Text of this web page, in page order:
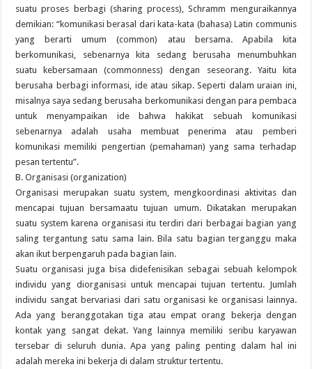
suatu proses berbagi (sharing process), Schramm menguraikannya
demikian: “komunikasi berasal dari kata-kata (bahasa) Latin communis
yang berarti umum (common) atau bersama. Apabila kita
berkomunikasi, sebenarnya kita sedang berusaha menumbuhkan
suatu kebersamaan (commonness) dengan seseorang. Yaitu kita
berusaha berbagi informasi, ide atau sikap. Seperti dalam uraian ini,
misalnya saya sedang berusaha berkomunikasi dengan para pembaca
untuk menyampaikan ide bahwa hakikat sebuah komunikasi
sebenarnya adalah usaha membuat penerima atau pemberi
komunikasi memiliki pengertian (pemahaman) yang sama terhadap
pesan tertentu”.
B. Organisasi (organization)
Organisasi merupakan suatu system, mengkoordinasi aktivitas dan
mencapai tujuan bersamaatu tujuan umum. Dikatakan merupakan
suatu system karena organisasi itu terdiri dari berbagai bagian yang
saling tergantung satu sama lain. Bila satu bagian terganggu maka
akan ikut berpengaruh pada bagian lain.
Suatu organisasi juga bisa didefenisikan sebagai sebuah kelompok
individu yang diorganisasi untuk mencapai tujuan tertentu. Jumlah
individu sangat bervariasi dari satu organisasi ke organisasi lainnya.
Ada yang beranggotakan tiga atau empat orang bekerja dengan
kontak yang sangat dekat. Yang lainnya memiliki seribu karyawan
tersebar di seluruh dunia. Apa yang paling penting dalam hal ini
adalah mereka ini bekerja di dalam struktur tertentu.